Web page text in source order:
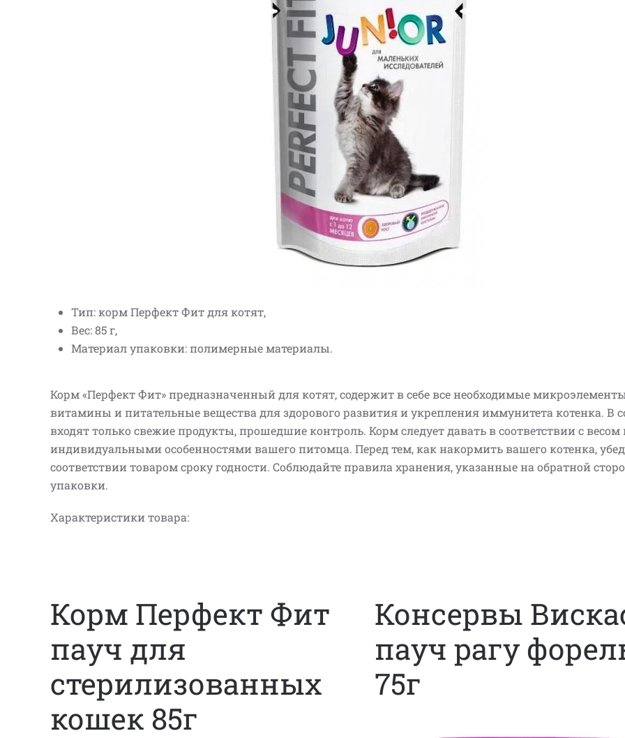
Тип: корм Перфект Фит для котят,
Вес: 85 г,
Материал упаковки: полимерные материалы.
Корм «Перфект Фит» предназначенный для котят, содержит в себе все необходимые
витамины и питательные вещества для здорового развития и укрепления иммунитета котенка. В
входят только свежие продукты, прошедшие контроль. Корм следует давать в соответствии с весом
индивидуальными особенностями вашего питомца. Перед тем, как накормить вашего котенка,
соответствии товаром сроку годности. Соблюдайте правила хранения, указанные на обратной
упаковки.
Характеристики товара:
Корм Перфект Фит
пауч для
стерилизованных
кошек 85г
Консервы
пауч рагу
75г